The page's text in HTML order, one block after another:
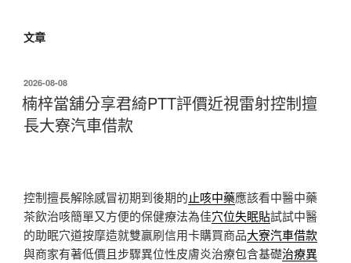
文章
發
佈
於
2026-08-08
楠梓當舖分享君綺PTT評價近視雷射控制擅
長大寮汽車借款
控制擅長解除感冒初期到後期的止咳中藥應該看中醫中藥
茶飲治咳簡單又方便的保健療法為佳穴位失眠貼試試中醫
的助眠穴道按摩造就雙贏刷信用卡購買商品大寮汽車借款
與商家有著低價且步驟異位性皮膚炎治療包含基礎治療異